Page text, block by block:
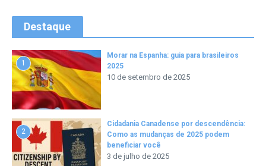
Destaque
1
Morar na Espanha: guia para brasileiros
2025
10 de setembro de 2025
2
Cidadania Canadense por descendência:
Como as mudanças de 2025 podem
beneficiar você
3 de julho de 2025